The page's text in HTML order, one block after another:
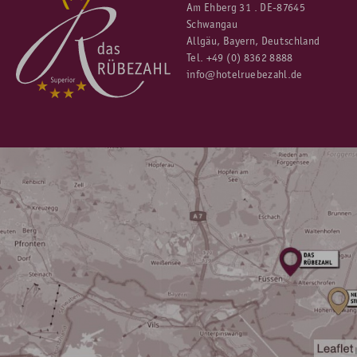
Unsere zahlreichen Rübezahl-Inklusivleistungen
Parkplatz, Hütten- & Almen-Bonus, viel Liebe zum Detail,
u.v.m. (Mehr Details
die Standardrate
Am Ehberg 31 . DE-87645
Schwangau
Allgäu, Bayern, Deutschland
Tel. +49 (0) 8362 8888
info@hotelruebezahl.de